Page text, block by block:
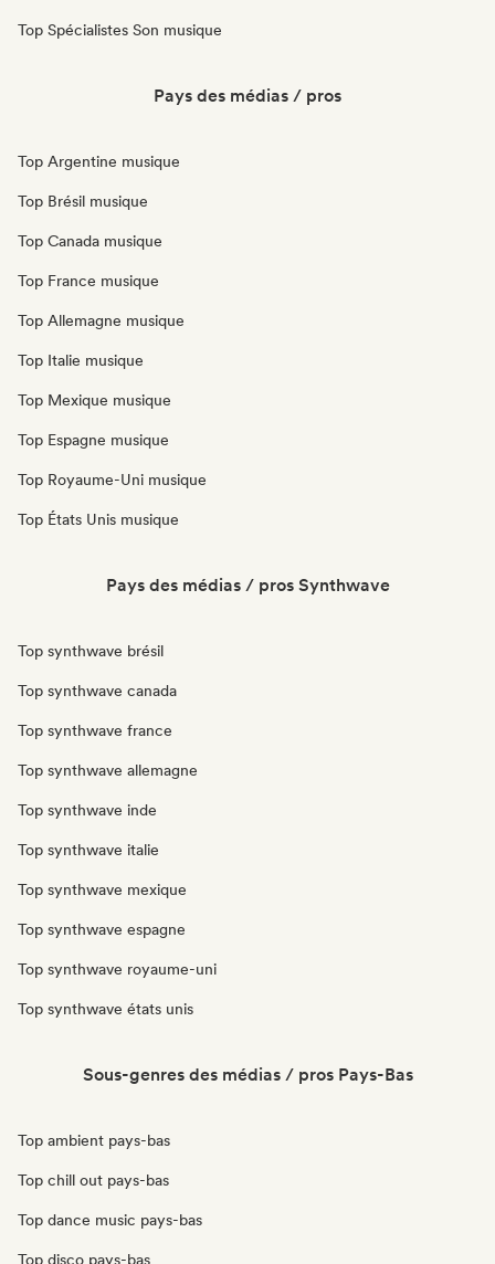
Top Spécialistes Son musique
Pays des médias / pros
Top Argentine musique
Top Brésil musique
Top Canada musique
Top France musique
Top Allemagne musique
Top Italie musique
Top Mexique musique
Top Espagne musique
Top Royaume-Uni musique
Top États Unis musique
Pays des médias / pros Synthwave
Top synthwave brésil
Top synthwave canada
Top synthwave france
Top synthwave allemagne
Top synthwave inde
Top synthwave italie
Top synthwave mexique
Top synthwave espagne
Top synthwave royaume-uni
Top synthwave états unis
Sous-genres des médias / pros Pays-Bas
Top ambient pays-bas
Top chill out pays-bas
Top dance music pays-bas
Top disco pays-bas